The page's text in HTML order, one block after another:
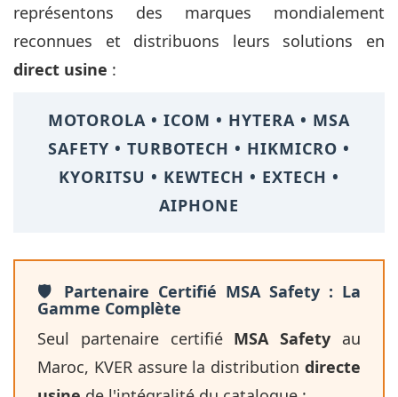
représentons des marques mondialement
reconnues et distribuons leurs solutions en
direct usine :
MOTOROLA • ICOM • HYTERA • MSA
SAFETY • TURBOTECH • HIKMICRO •
KYORITSU • KEWTECH • EXTECH •
AIPHONE
🛡️ Partenaire Certifié MSA Safety : La
Gamme Complète
Seul partenaire certifié MSA Safety au
Maroc, KVER assure la distribution directe